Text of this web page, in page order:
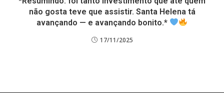
não gosta teve que assistir. Santa Helena tá
avançando — e avançando bonito.*
17/11/2025